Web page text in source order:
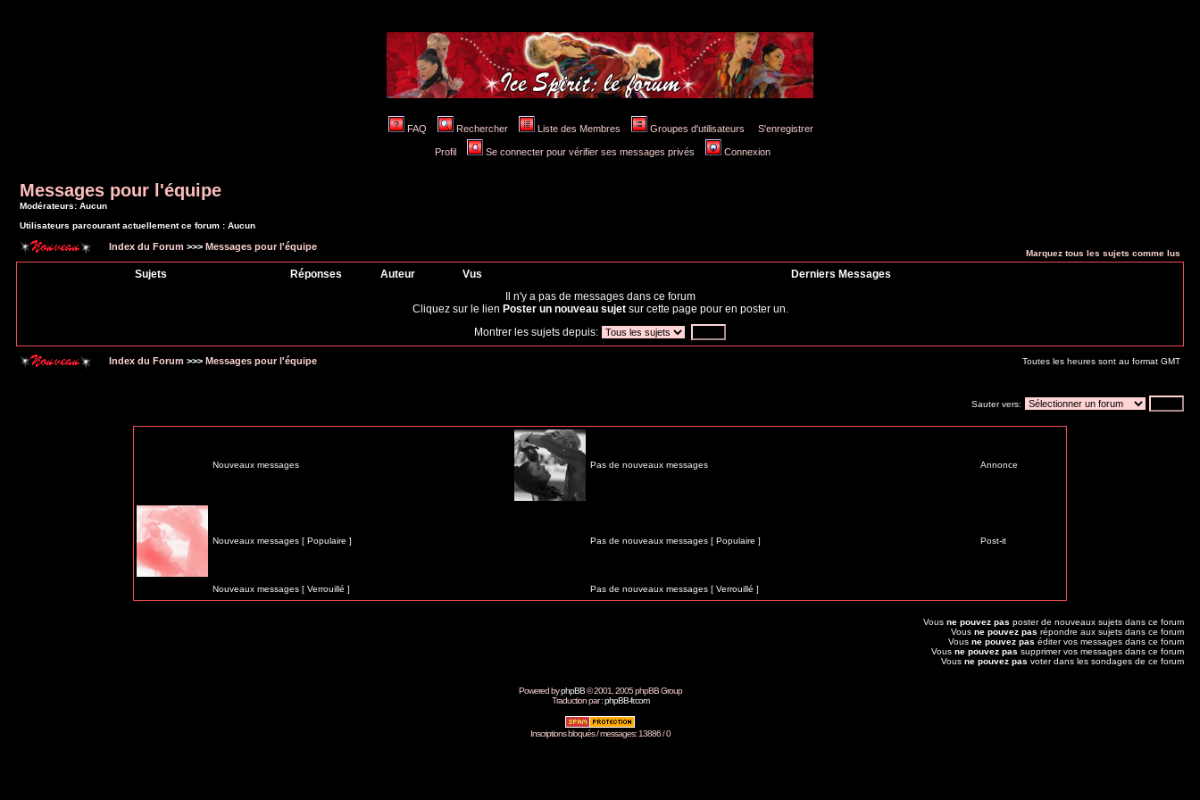
FAQ Rechercher Liste des Membres Groupes d'utilisateurs S'enregistrer
Profil Se connecter pour vérifier ses messages privés Connexion
Messages pour l'équipe
Modérateurs: Aucun
Utilisateurs parcourant actuellement ce forum : Aucun
Index du Forum >>> Messages pour l'équipe
Marquez tous les sujets comme lus
Sujets Réponses Auteur Vus
Derniers Messages
Il n'y a pas de messages dans ce forum
Cliquez sur le lien Poster un nouveau sujetsur cette page pour en poster un.
Montrer les sujets depuis:
Index du Forum >>> Messages pour l'équipe Toutes les heures sont au format GMT
Sauter vers:
Nouveaux messages Pas de nouveaux messages Annonce
Nouveaux messages [ Populaire ] Pas de nouveaux messages [ Populaire ] Post-it
Nouveaux messages [ Verrouillé ] Pas de nouveaux messages [ Verrouillé ]
Vous ne pouvez pas poster de nouveaux sujets dans ce forum
Vous ne pouvez pas répondre aux sujets dans ce forum
Vous ne pouvez pas éditer vos messages dans ce forum
Vous ne pouvez pas supprimer vos messages dans ce forum
Vous ne pouvez pas voter dans les sondages de ce forum
Powered byphpBB© 2001, 2005 phpBB Group
Traduction par :phpBB-fr.com
Inscriptions bloqués / messages: 13886 / 0